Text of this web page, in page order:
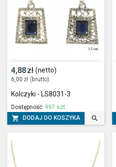
4,88zł (netto)
6,00 zł (brutto)
Kolczyki - LS8031-3
Dostępność: 997 szt.
 DODAJ DO KOSZYKA 